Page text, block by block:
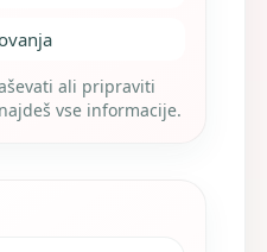
ali pripraviti
vse informacije.